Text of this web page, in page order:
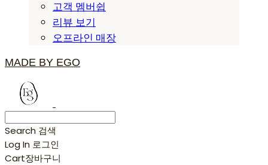
고객 멤버쉽
리뷰 보기
오프라인 매장
MADE BY EGO
Search 검색
Log In 로그인
Cart장바구니